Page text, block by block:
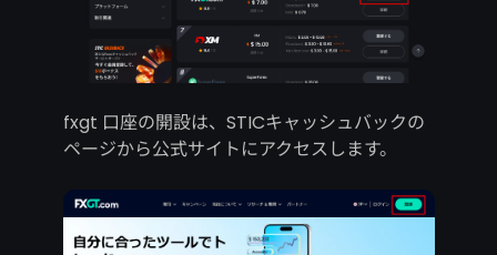
fxgt 口座の開設は、STICキャッシュバックの
ページから公式サイトにアクセスします。